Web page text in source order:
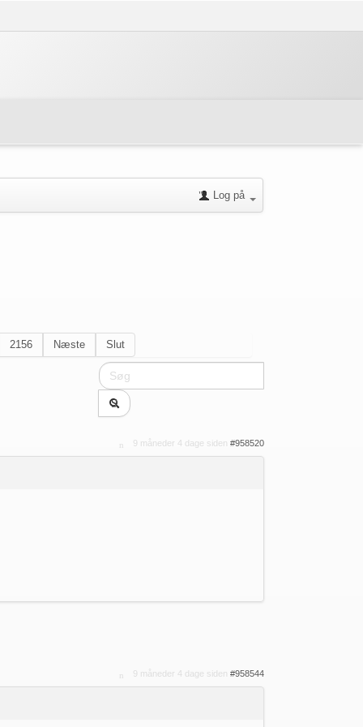
Log på
2156 Næste Slut
9 måneder 4 dage siden #958520
9 måneder 4 dage siden #958544